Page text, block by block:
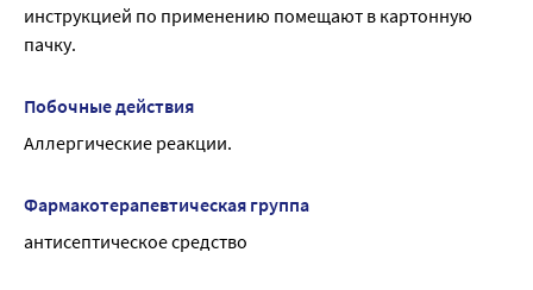
инструкцией по применению помещают в картонную
пачку.
Побочные действия
Аллергические реакции.
Фармакотерапевтическая группа
антисептическое средство